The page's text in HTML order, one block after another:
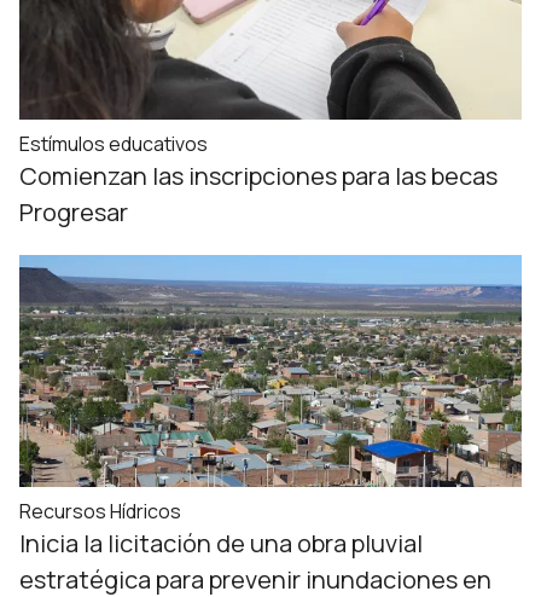
Estímulos educativos
Comienzan las inscripciones para las becas
Progresar
Recursos Hídricos
Inicia la licitación de una obra pluvial
estratégica para prevenir inundaciones en